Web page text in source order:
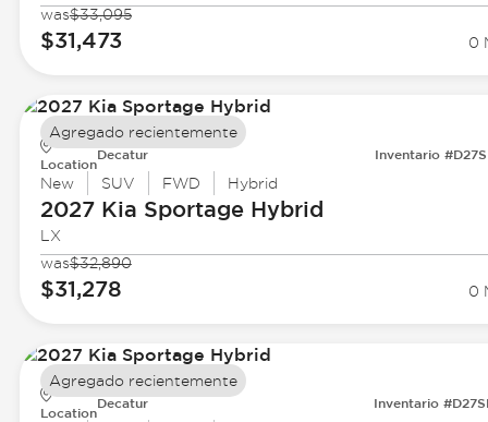
was$33,095
$31,473 0
Location
Decatur Inventario
New SUV FWD Hybrid
2027 Kia Sportage Hybrid
LX
was$32,890
$31,278 0
Agregado recientemente
Location
Decatur Inventario
Agregado recientemente